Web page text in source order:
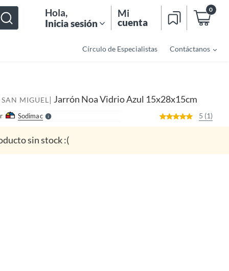
Hola,
Inicia sesión
Mi
cuenta
0
Círculo de Especialistas Contáctanos
MIGUEL | Jarrón Noa Vidrio Azul 15x28x15cm
SodimacS
l
l
5 (1)
sin stock :(